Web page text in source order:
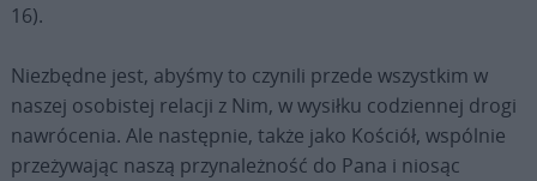
16).
Niezbędne jest, abyśmy to czynili przede wszystkim w
naszej osobistej relacji z Nim, w wysiłku codziennej drogi
nawrócenia. Ale następnie, także jako Kościół, wspólnie
przeżywając naszą przynależność do Pana i niosąc